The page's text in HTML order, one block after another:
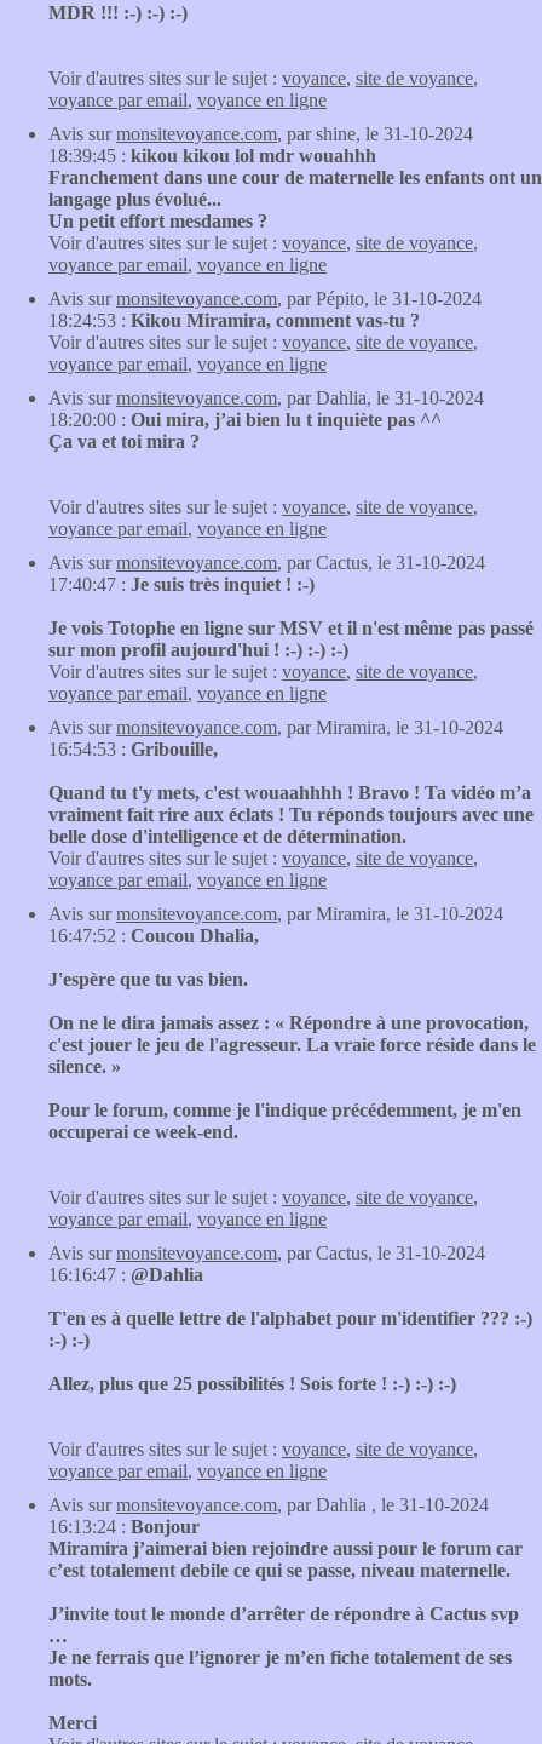
MDR !!! :-) :-) :-)
Voir d'autres sites sur le sujet : voyance, site de voyance,
voyance par email, voyance en ligne
Avis surmonsitevoyance.com, par shine, le 31-10-2024
18:39:45 : kikou kikou lol mdr wouahhh
Franchement dans une cour de maternelle les enfants ont un
langage plus évolué...
Un petit effort mesdames ?
Voir d'autres sites sur le sujet : voyance, site de voyance,
voyance par email, voyance en ligne
Avis surmonsitevoyance.com, par Pépito, le 31-10-2024
18:24:53 : Kikou Miramira, comment vas-tu ?
Voir d'autres sites sur le sujet : voyance, site de voyance,
voyance par email, voyance en ligne
Avis surmonsitevoyance.com, par Dahlia, le 31-10-2024
18:20:00 : Oui mira, j’ai bien lu t inquiète pas ^^
Ça va et toi mira ?
Voir d'autres sites sur le sujet : voyance, site de voyance,
voyance par email, voyance en ligne
Avis surmonsitevoyance.com, par Cactus, le 31-10-2024
17:40:47 : Je suis très inquiet ! :-)
Je vois Totophe en ligne sur MSV et il n'est même pas passé
sur mon profil aujourd'hui ! :-) :-) :-)
Voir d'autres sites sur le sujet : voyance, site de voyance,
voyance par email, voyance en ligne
Avis surmonsitevoyance.com, par Miramira, le 31-10-2024
16:54:53 : Gribouille,
Quand tu t'y mets, c'est wouaahhhh ! Bravo ! Ta vidéo m’a
vraiment fait rire aux éclats ! Tu réponds toujours avec une
belle dose d'intelligence et de détermination.
Voir d'autres sites sur le sujet : voyance, site de voyance,
voyance par email, voyance en ligne
Avis surmonsitevoyance.com, par Miramira, le 31-10-2024
16:47:52 : Coucou Dhalia,
J'espère que tu vas bien.
On ne le dira jamais assez : « Répondre à une provocation,
c'est jouer le jeu de l'agresseur. La vraie force réside dans le
silence. »
Pour le forum, comme je l'indique précédemment, je m'en
occuperai ce week-end.
Voir d'autres sites sur le sujet : voyance, site de voyance,
voyance par email, voyance en ligne
Avis surmonsitevoyance.com, par Cactus, le 31-10-2024
16:16:47 : @Dahlia
T'en es à quelle lettre de l'alphabet pour m'identifier ??? :-)
:-) :-)
Allez, plus que 25 possibilités ! Sois forte ! :-) :-) :-)
Voir d'autres sites sur le sujet : voyance, site de voyance,
voyance par email, voyance en ligne
Avis surmonsitevoyance.com, par Dahlia , le 31-10-2024
16:13:24 : Bonjour
Miramira j’aimerai bien rejoindre aussi pour le forum car
c’est totalement debile ce qui se passe, niveau maternelle.
J’invite tout le monde d’arrêter de répondre à Cactus svp
…
Je ne ferrais que l’ignorer je m’en fiche totalement de ses
mots.
Merci